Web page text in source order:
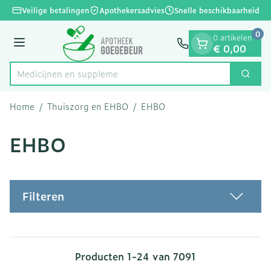
Ga naar de inhoud
1 van 1
Veilige betalingen Apothekersadvies Snelle beschikbaarheid
Menu
Product, merk, categorie...
Me Zoek
0 artikelen
€ 0,00
0
Home / Thuiszorg en EHBO / EHBO
EHBO
Filteren
Producten 1-24 van 7091